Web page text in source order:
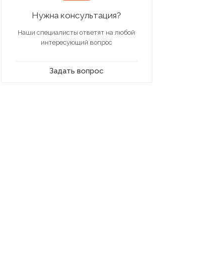
Нужна консультация?
Наши специалисты ответят на любой
интересующий вопрос
Задать вопрос